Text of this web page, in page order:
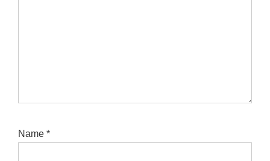
Name *